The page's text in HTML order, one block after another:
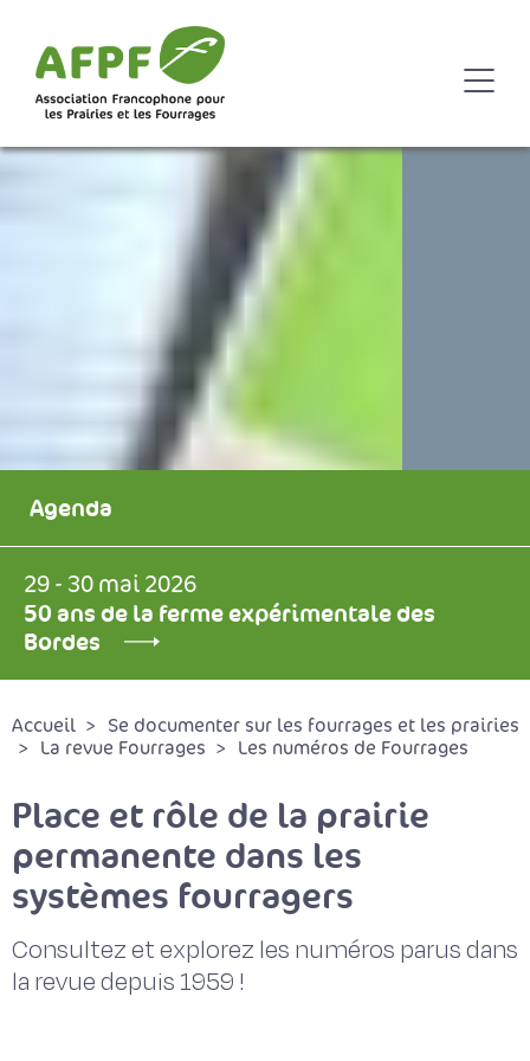
Agenda
29 - 30 mai 2026
50 ans de la ferme expérimentale des
Bordes
Accueil
Se documenter sur les fourrages et les prairies
La revue Fourrages
Les numéros de Fourrages
Place et rôle de la prairie
permanente dans les
systèmes fourragers
Consultez et explorez les numéros parus dans
la revue depuis 1959 !